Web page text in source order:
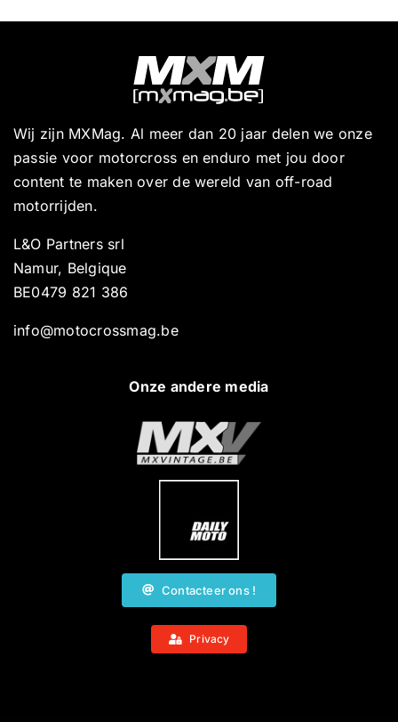
Wij zijn MXMag. Al meer dan 20 jaar delen we onze
passie voor motorcross en enduro met jou door
content te maken over de wereld van off-road
motorrijden.
L&O Partners srl
Namur, Belgique
BE0479 821 386
info@motocrossmag.be
Onze andere media
Contacteer ons !
Privacy